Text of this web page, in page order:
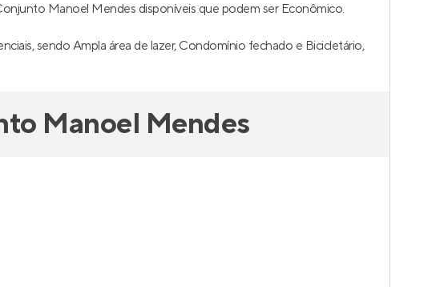
Manoel Mendes disponíveis que podem ser Econômico.
sendo Ampla área de lazer, Condomínio fechado e Bicicletário,
Manoel Mendes